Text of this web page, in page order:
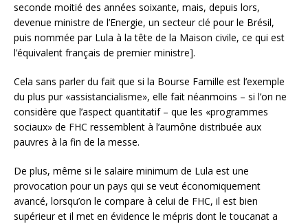
seconde moitié des années soixante, mais, depuis lors,
devenue ministre de l’Energie, un secteur clé pour le Brésil,
puis nommée par Lula à la tête de la Maison civile, ce qui est
l’équivalent français de premier ministre].
Cela sans parler du fait que si la Bourse Famille est l’exemple
du plus pur «assistancialisme», elle fait néanmoins – si l’on ne
considère que l’aspect quantitatif – que les «programmes
sociaux» de FHC ressemblent à l’aumône distribuée aux
pauvres à la fin de la messe.
De plus, même si le salaire minimum de Lula est une
provocation pour un pays qui se veut économiquement
avancé, lorsqu’on le compare à celui de FHC, il est bien
supérieur et il met en évidence le mépris dont le toucanat a